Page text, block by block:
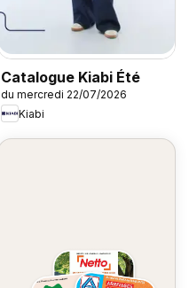
Catalogue Kiabi Été
du mercredi 22/07/2026
Kiabi